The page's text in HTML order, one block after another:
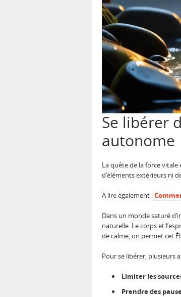
Se libérer
autonome
La quête de la force
d’éléments extérieurs ni
A lire également :
Dans un monde saturé
naturelle. Le corps et
de calme, on permet cet
Pour se libérer, plusieurs
Limiter les
Prendre des